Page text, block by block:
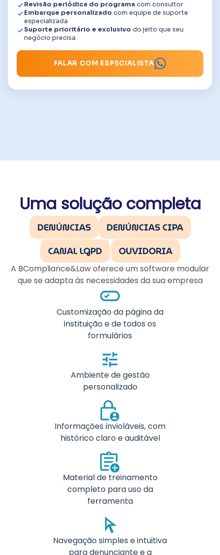
Revisão periódica do programa com consultor
Embarque personalizado com equipe de suporte
especializada
Suporte prioritário e exclusivo do jeito que seu
negócio precisa
FALAR COM ESPECIALISTA
Uma solução completa
DENÚNCIAS
DENÚNCIAS CIPA
CANAL LGPD
OUVIDORIA
A BCompliance&Law oferece um software modular
que se adapta às necessidades da sua empresa
Customização da página da
instituição e de todos os
formulários
Ambiente de gestão
personalizado
Informações invioláveis, com
histórico claro e auditável
Material de treinamento
completo para uso da
ferramenta
Navegação simples e intuitiva
para denunciante e a